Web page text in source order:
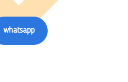
whatsapp